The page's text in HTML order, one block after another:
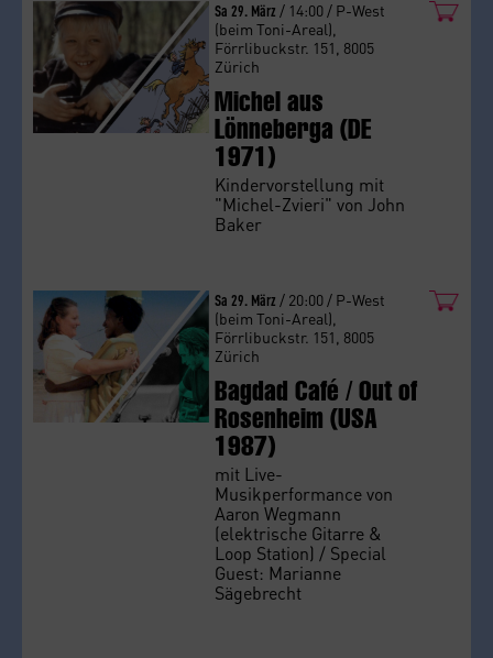
Sa 29. März / 14:00 / P-West
(beim Toni-Areal),
Förrlibuckstr. 151, 8005
Zürich
Michel aus
Lönneberga (DE
1971)
Kindervorstellung mit
"Michel-Zvieri" von John
Baker
Sa 29. März / 20:00 / P-West
(beim Toni-Areal),
Förrlibuckstr. 151, 8005
Zürich
Bagdad Café / Out of
Rosenheim (USA
1987)
mit Live-
Musikperformance von
Aaron Wegmann
(elektrische Gitarre &
Loop Station) / Special
Guest: Marianne
Sägebrecht